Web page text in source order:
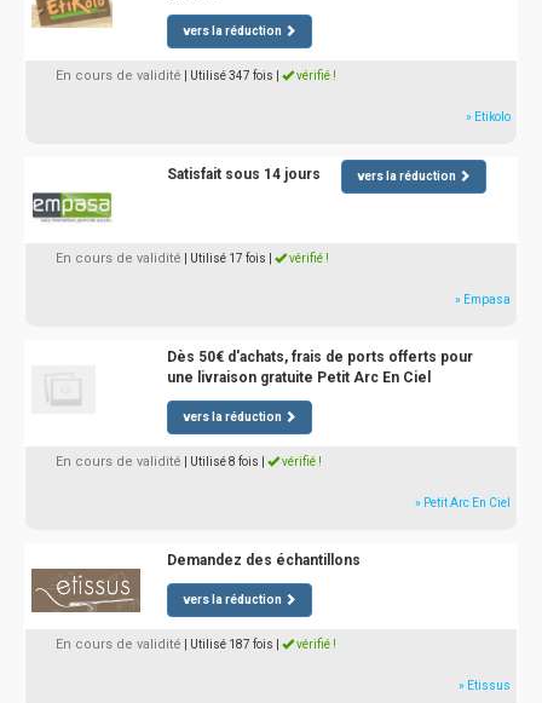
vers la réduction
En cours de validité | Utilisé 347 fois vérifié !
» Etikolo
Satisfait sous 14 jours vers la réduction
En cours de validité | Utilisé 17 fois vérifié !
» Empasa
Dès 50€ d'achats, frais de ports offerts pour
une livraison gratuite Petit Arc En Ciel
vers la réduction
En cours de validité | Utilisé 8 fois vérifié !
» Petit Arc En Ciel
Demandez des échantillons
vers la réduction
En cours de validité | Utilisé 187 fois vérifié !
» Etissus